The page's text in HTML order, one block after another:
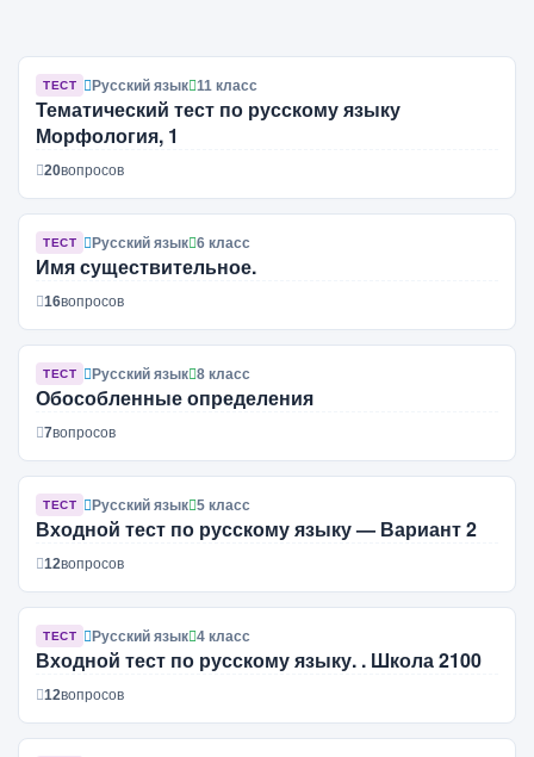
ТЕСТ Русский язык 11 класс
Тематический тест по русскому языку
Морфология, 1
20вопросов
ТЕСТ Русский язык 6 класс
Имя существительное.
16вопросов
ТЕСТ Русский язык 8 класс
Обособленные определения
7вопросов
ТЕСТ Русский язык 5 класс
Входной тест по русскому языку — Вариант 2
12вопросов
ТЕСТ Русский язык 4 класс
Входной тест по русскому языку. . Школа 2100
12вопросов